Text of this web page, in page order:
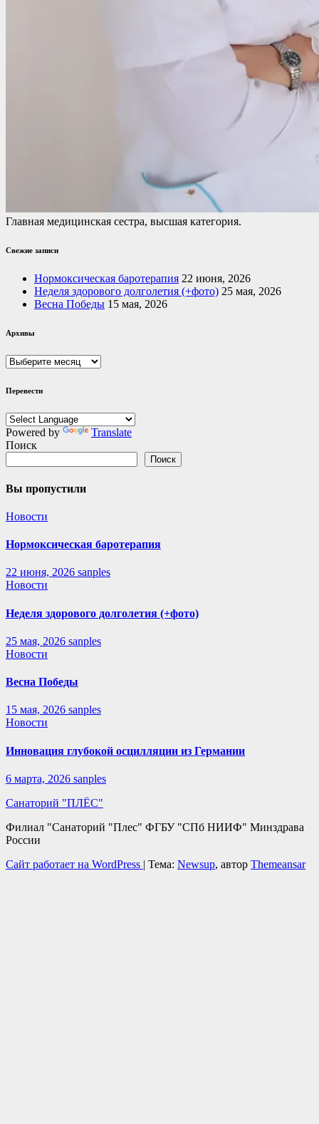
Главная медицинская сестра, высшая категория.
Свежие записи
Нормоксическая баротерапия 22 июня, 2026
Неделя здорового долголетия (+фото) 25 мая, 2026
Весна Победы 15 мая, 2026
Архивы
Архивы
Перевести
Powered by
Translate
Поиск
Поиск
Вы пропустили
Новости
Нормоксическая баротерапия
22 июня, 2026 sanples
Новости
Неделя здорового долголетия (+фото)
25 мая, 2026 sanples
Новости
Весна Победы
15 мая, 2026 sanples
Новости
Инновация глубокой осцилляции из Германии
6 марта, 2026 sanples
Санаторий "ПЛЁС"
Филиал "Санаторий "Плес" ФГБУ "СПб НИИФ" Минздрава
Росcии
Сайт работает на WordPress | Тема: Newsup, автор Themeansar